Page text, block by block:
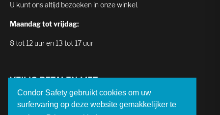
Condor Safety gebruikt cookies om uw
surfervaring op deze website gemakkelijker te
U kunt ons altijd bezoeken in onze winkel.
Maandag tot vrijdag:
8 tot 12 uur en 13 tot 17 uur
VEILIG BETALEN MET